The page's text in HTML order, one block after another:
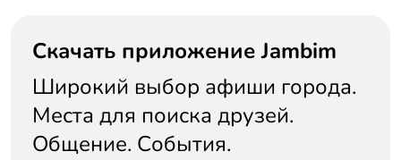
Скачать приложение Jambim
Широкий выбор афиши города.
Места для поиска друзей.
Общение. События.